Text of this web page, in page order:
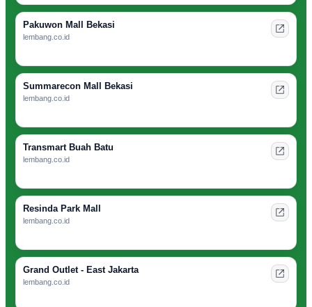
Pakuwon Mall Bekasi
lembang.co.id
Summarecon Mall Bekasi
lembang.co.id
Transmart Buah Batu
lembang.co.id
Resinda Park Mall
lembang.co.id
Grand Outlet - East Jakarta
lembang.co.id